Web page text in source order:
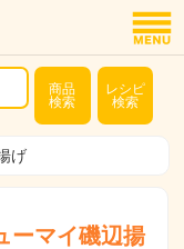
商品
検索
レシピ
検索
げ
ーマイ磯辺揚